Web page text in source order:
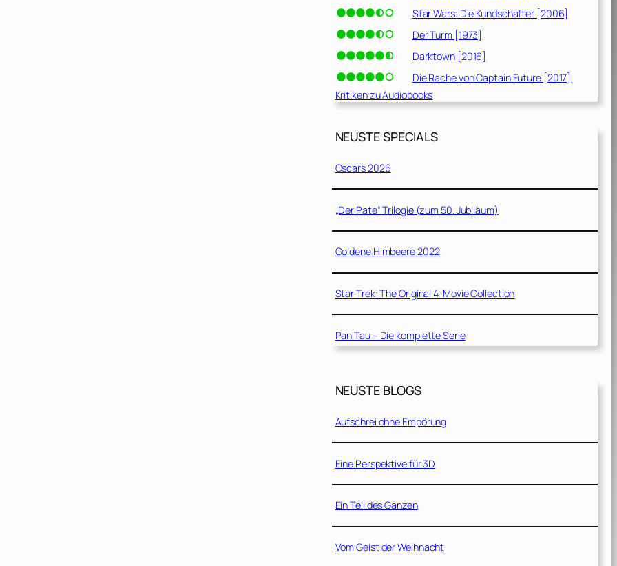
Star Wars: Die Kundschafter [2006]
Der Turm [1973]
Darktown [2016]
Die Rache von Captain Future [2017]
Kritiken zu Audiobooks
NEUSTE SPECIALS
Oscars 2026
„Der Pate“ Trilogie (zum 50. Jubiläum)
Goldene Himbeere 2022
Star Trek: The Original 4-Movie Collection
Pan Tau – Die komplette Serie
NEUSTE BLOGS
Aufschrei ohne Empörung
Eine Perspektive für 3D
Ein Teil des Ganzen
Vom Geist der Weihnacht